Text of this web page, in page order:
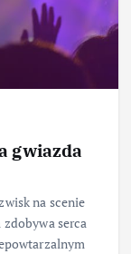
gwiazda
na scenie
serca